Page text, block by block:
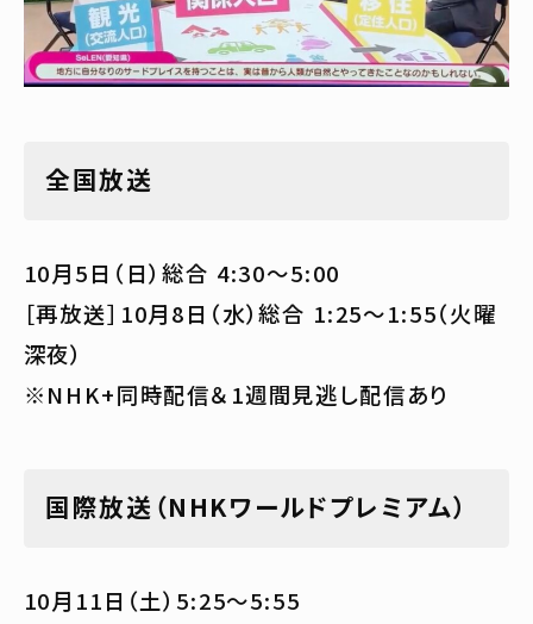
全国放送
10月5日（日）総合 4:30〜5:00
［再放送］10月8日（水）総合 1:25〜1:55（火曜
深夜）
※NHK+同時配信＆1週間見逃し配信あり
国際放送（NHKワールドプレミアム）
10月11日（土）5:25〜5:55